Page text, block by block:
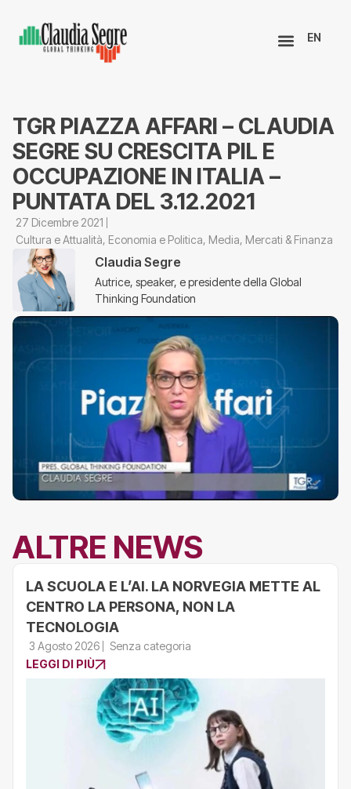
EN
TGR PIAZZA AFFARI – CLAUDIA
SEGRE SU CRESCITA PIL E
OCCUPAZIONE IN ITALIA –
PUNTATA DEL 3.12.2021
27 Dicembre 2021
Cultura e Attualità, Economia e Politica, Media, Mercati & Finanza
Claudia Segre
Autrice, speaker, e presidente della Global
Thinking Foundation
ALTRE NEWS
LA SCUOLA E L’AI. LA NORVEGIA METTE AL
CENTRO LA PERSONA, NON LA
TECNOLOGIA
3 Agosto 2026
Senza categoria
LEGGI DI PIÙ